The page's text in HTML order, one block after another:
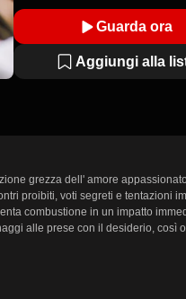
Guarda ora
Aggiungi alla
grezza dell' amore
proibiti, voti segreti e tentazioni
combustione in un impatto
alle prese con il desiderio,